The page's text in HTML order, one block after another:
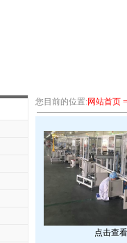
您目前的位置:网站首页
点击查